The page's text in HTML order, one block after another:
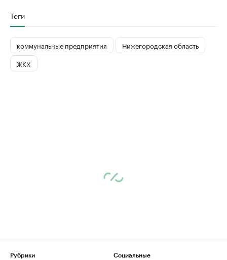
Теги
коммунальные предприятия
Нижегородская область
ЖКХ
Рубрики
Социальные